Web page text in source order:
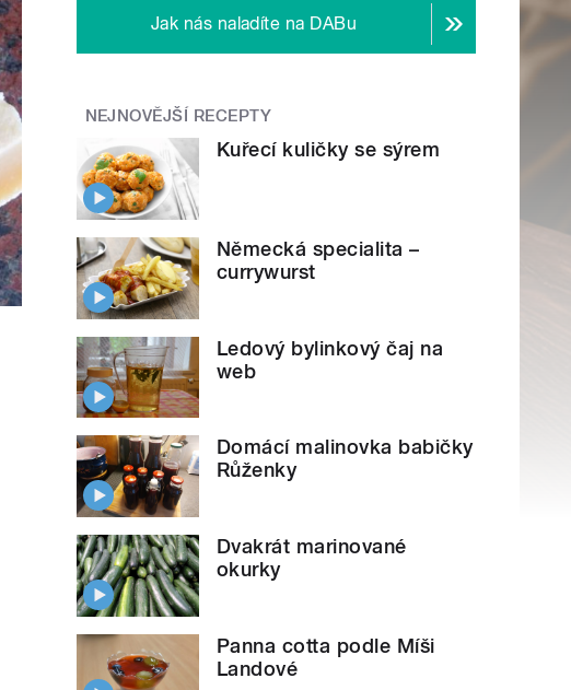
Jak nás naladíte na DABu
NEJNOVĚJŠÍ RECEPTY
Kuřecí kuličky se sýrem
Německá specialita –
currywurst
Ledový bylinkový čaj na
web
Domácí malinovka babičky
Růženky
Dvakrát marinované
okurky
Panna cotta podle Míši
Landové